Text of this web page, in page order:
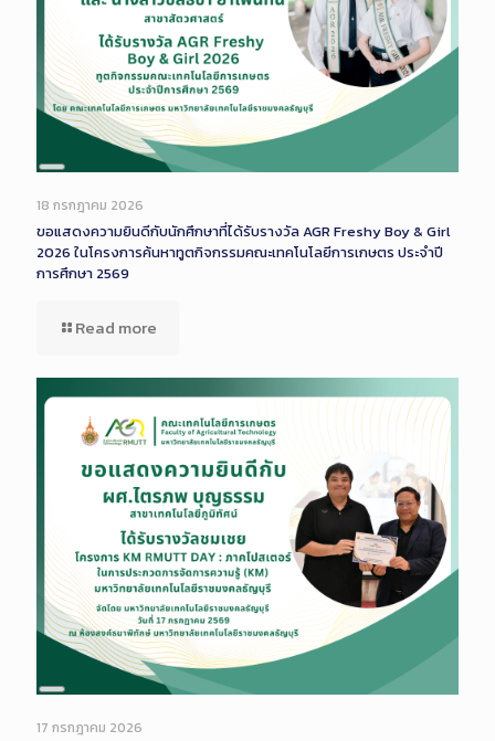
Long
Description
18 กรกฎาคม 2026
ขอแสดงความยินดีกับนักศึกษาที่ได้รับรางวัล AGR Freshy Boy & Girl
2026 ในโครงการค้นหาทูตกิจกรรมคณะเทคโนโลยีการเกษตร ประจำปี
การศึกษา 2569
Read more
Long
Description
17 กรกฎาคม 2026